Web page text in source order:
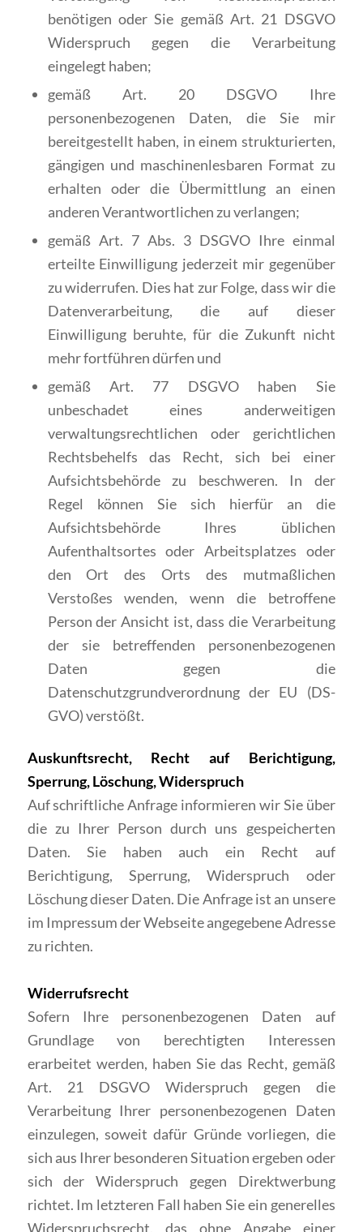
benötigen oder Sie gemäß Art. 21 DSGVO
Widerspruch gegen die Verarbeitung
eingelegt haben;
gemäß Art. 20 DSGVO Ihre
personenbezogenen Daten, die Sie mir
bereitgestellt haben, in einem strukturierten,
gängigen und maschinenlesbaren Format zu
erhalten oder die Übermittlung an einen
anderen Verantwortlichen zu verlangen;
gemäß Art. 7 Abs. 3 DSGVO Ihre einmal
erteilte Einwilligung jederzeit mir gegenüber
zu widerrufen. Dies hat zur Folge, dass wir die
Datenverarbeitung, die auf dieser
Einwilligung beruhte, für die Zukunft nicht
mehr fortführen dürfen und
gemäß Art. 77 DSGVO haben Sie
unbeschadet eines anderweitigen
verwaltungsrechtlichen oder gerichtlichen
Rechtsbehelfs das Recht, sich bei einer
Aufsichtsbehörde zu beschweren. In der
Regel können Sie sich hierfür an die
Aufsichtsbehörde Ihres üblichen
Aufenthaltsortes oder Arbeitsplatzes oder
den Ort des Orts des mutmaßlichen
Verstoßes wenden, wenn die betroffene
Person der Ansicht ist, dass die Verarbeitung
der sie betreffenden personenbezogenen
Daten gegen die
Datenschutzgrundverordnung der EU (DS-
GVO) verstößt.
Auskunftsrecht, Recht auf Berichtigung,
Sperrung, Löschung, Widerspruch
Auf schriftliche Anfrage informieren wir Sie über
die zu Ihrer Person durch uns gespeicherten
Daten. Sie haben auch ein Recht auf
Berichtigung, Sperrung, Widerspruch oder
Löschung dieser Daten. Die Anfrage ist an unsere
im Impressum der Webseite angegebene Adresse
zu richten.
Widerrufsrecht
Sofern Ihre personenbezogenen Daten auf
Grundlage von berechtigten Interessen
erarbeitet werden, haben Sie das Recht, gemäß
Art. 21 DSGVO Widerspruch gegen die
Verarbeitung Ihrer personenbezogenen Daten
einzulegen, soweit dafür Gründe vorliegen, die
sich aus Ihrer besonderen Situation ergeben oder
sich der Widerspruch gegen Direktwerbung
richtet. Im letzteren Fall haben Sie ein generelles
Widerspruchsrecht, das ohne Angabe einer